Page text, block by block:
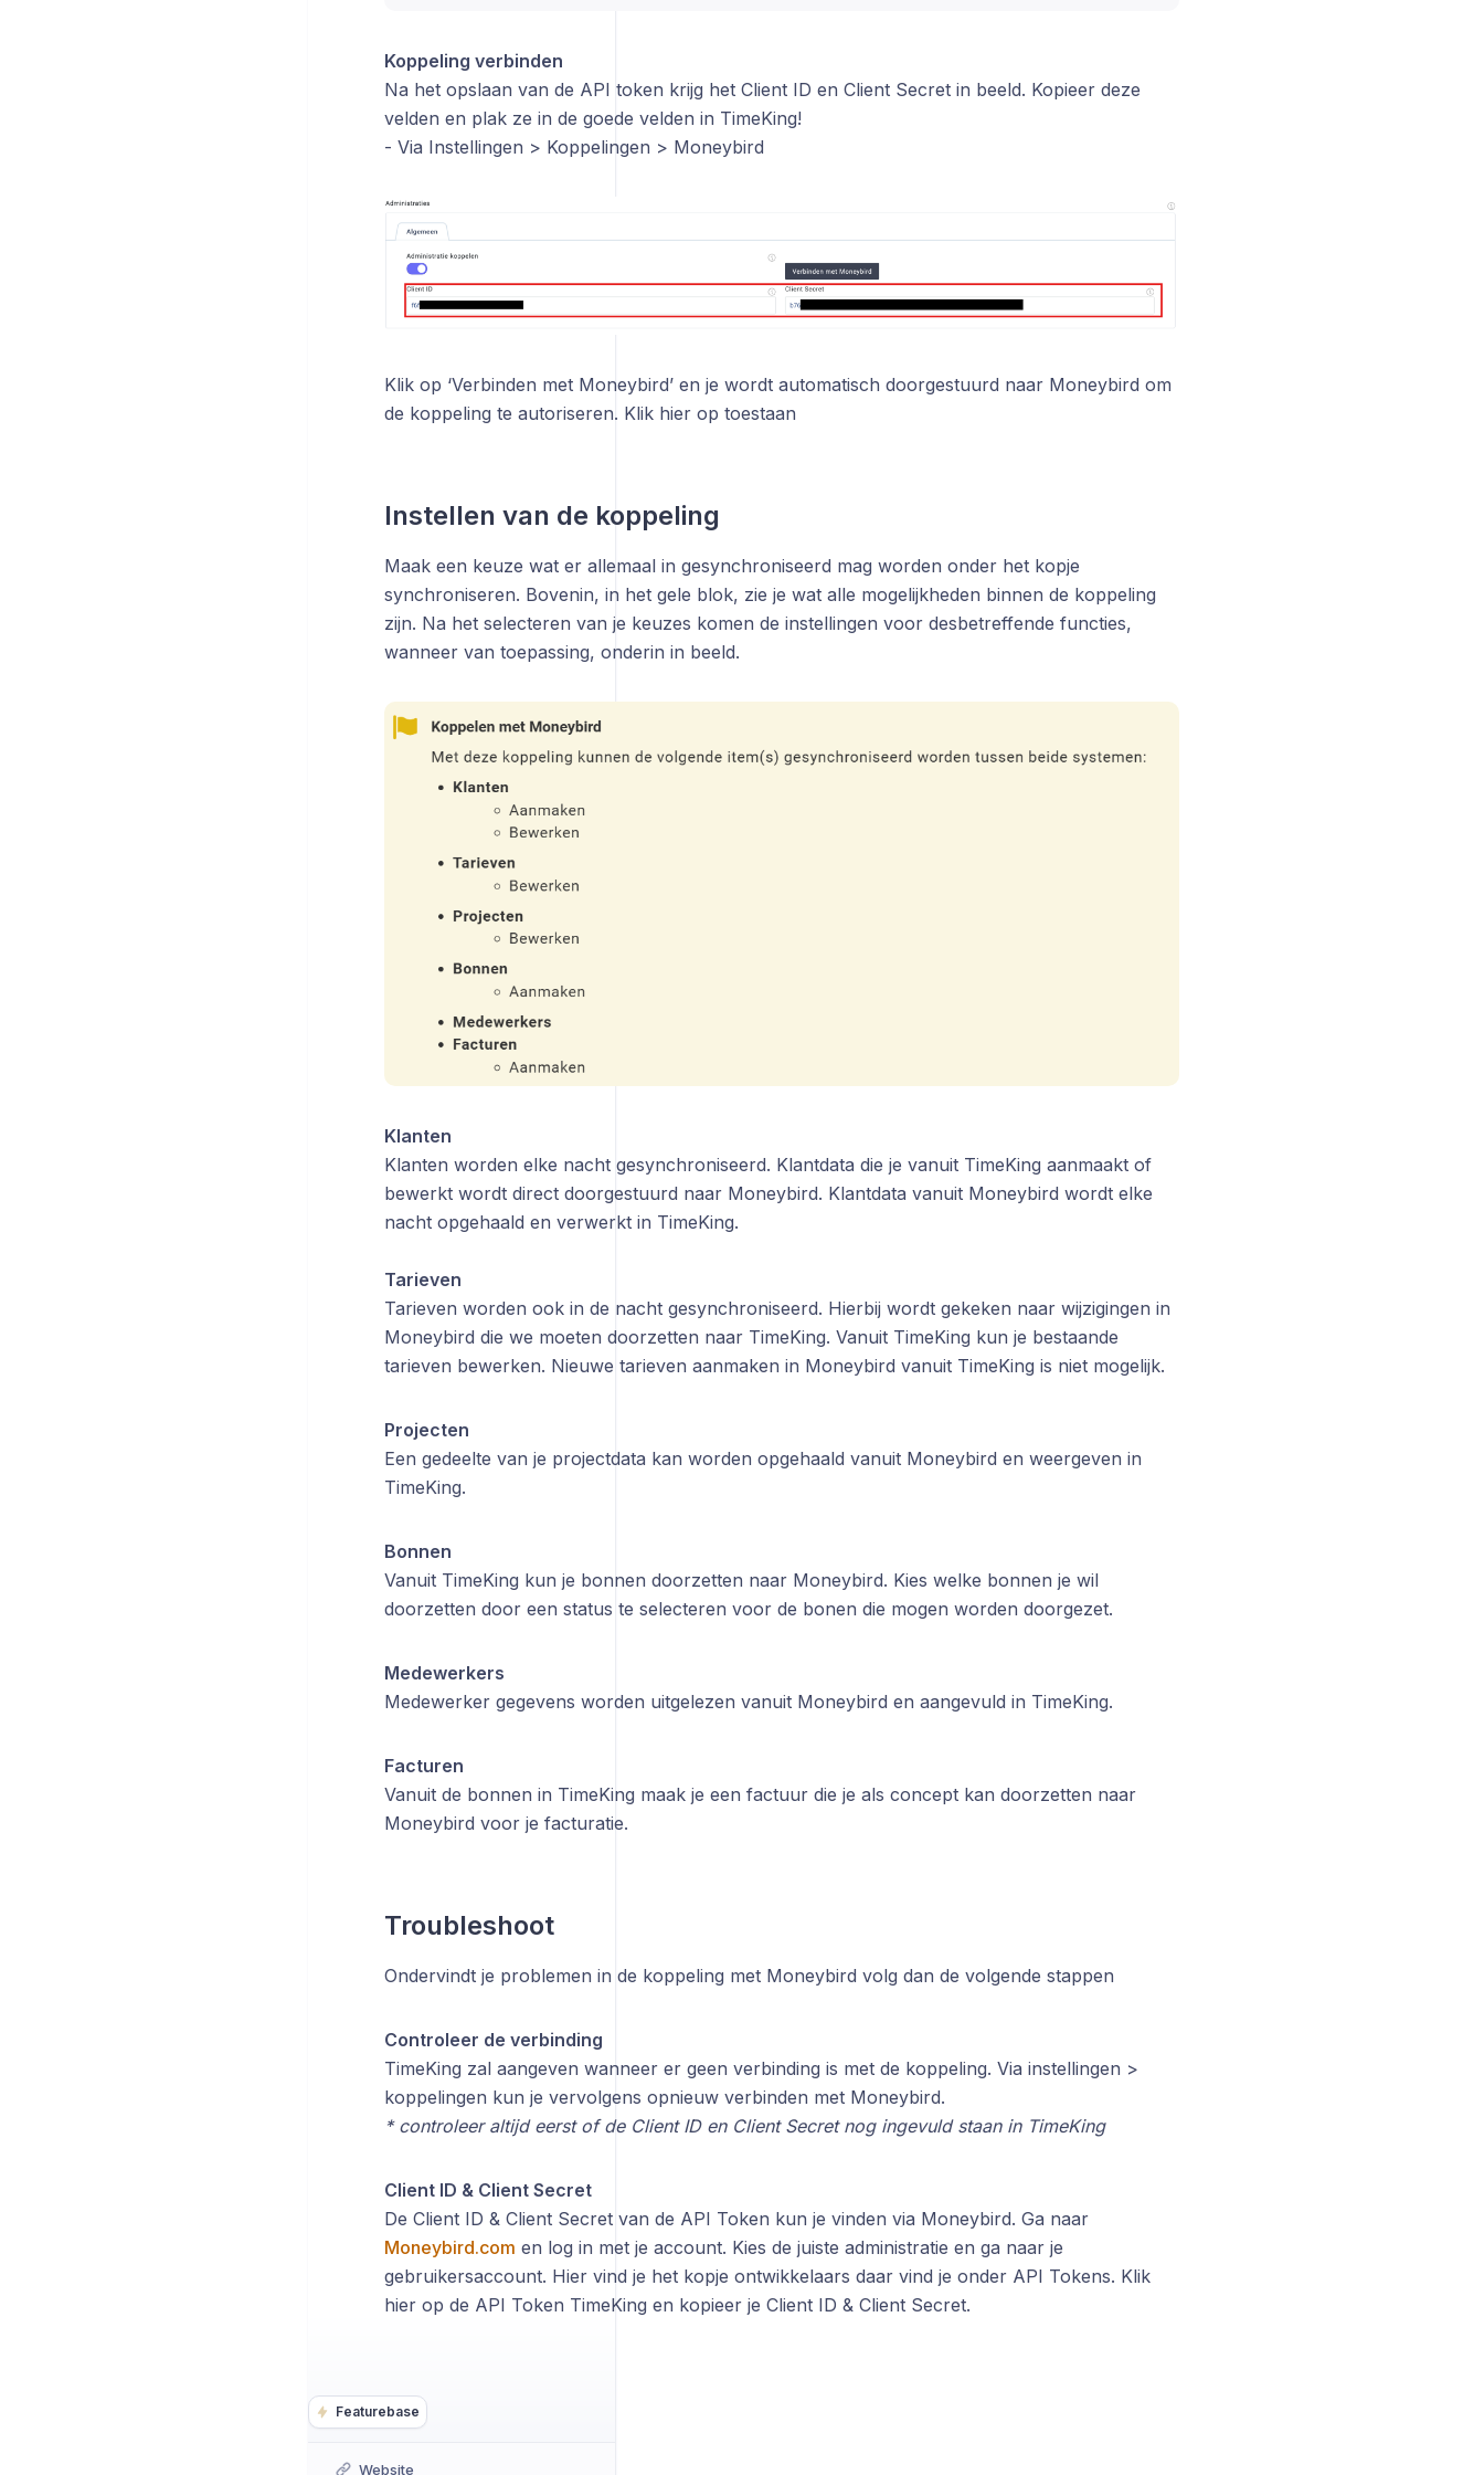
Featurebase
Website
Koppeling verbinden
Na het opslaan van de API token krijg het Client ID en Client Secret in beeld. Kopieer deze
velden en plak ze in de goede velden in TimeKing!
- Via Instellingen > Koppelingen > Moneybird
Klik op ‘Verbinden met Moneybird’ en je wordt automatisch doorgestuurd naar Moneybird om
de koppeling te autoriseren. Klik hier op toestaan
Instellen van de koppeling
Maak een keuze wat er allemaal in gesynchroniseerd mag worden onder het kopje
synchroniseren. Bovenin, in het gele blok, zie je wat alle mogelijkheden binnen de koppeling
zijn. Na het selecteren van je keuzes komen de instellingen voor desbetreffende functies,
wanneer van toepassing, onderin in beeld.
Klanten
Klanten worden elke nacht gesynchroniseerd. Klantdata die je vanuit TimeKing aanmaakt of
bewerkt wordt direct doorgestuurd naar Moneybird. Klantdata vanuit Moneybird wordt elke
nacht opgehaald en verwerkt in TimeKing.
Tarieven
Tarieven worden ook in de nacht gesynchroniseerd. Hierbij wordt gekeken naar wijzigingen in
Moneybird die we moeten doorzetten naar TimeKing. Vanuit TimeKing kun je bestaande
tarieven bewerken. Nieuwe tarieven aanmaken in Moneybird vanuit TimeKing is niet mogelijk.
Projecten
Een gedeelte van je projectdata kan worden opgehaald vanuit Moneybird en weergeven in
TimeKing.
Bonnen
Vanuit TimeKing kun je bonnen doorzetten naar Moneybird. Kies welke bonnen je wil
doorzetten door een status te selecteren voor de bonen die mogen worden doorgezet.
Medewerkers
Medewerker gegevens worden uitgelezen vanuit Moneybird en aangevuld in TimeKing.
Facturen
Vanuit de bonnen in TimeKing maak je een factuur die je als concept kan doorzetten naar
Moneybird voor je facturatie.
Troubleshoot
Ondervindt je problemen in de koppeling met Moneybird volg dan de volgende stappen
Controleer de verbinding
TimeKing zal aangeven wanneer er geen verbinding is met de koppeling. Via instellingen >
koppelingen kun je vervolgens opnieuw verbinden met Moneybird.
* controleer altijd eerst of de Client ID en Client Secret nog ingevuld staan in TimeKing
Client ID & Client Secret
De Client ID & Client Secret van de API Token kun je vinden via Moneybird. Ga naar
Moneybird.com en log in met je account. Kies de juiste administratie en ga naar je
gebruikersaccount. Hier vind je het kopje ontwikkelaars daar vind je onder API Tokens. Klik
hier op de API Token TimeKing en kopieer je Client ID & Client Secret.